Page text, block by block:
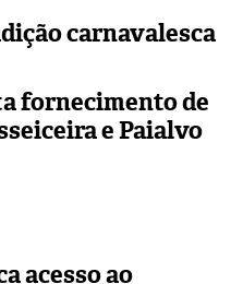
carnavalesca
fornecimento de
e Paialvo
acesso ao